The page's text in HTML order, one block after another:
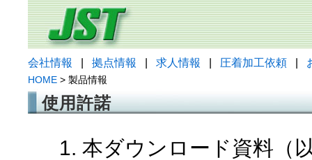
会社情報 拠点情報 求人情報 圧着加工依頼
HOME > 製品情報
使用許諾
1. 本ダウンロード資料（